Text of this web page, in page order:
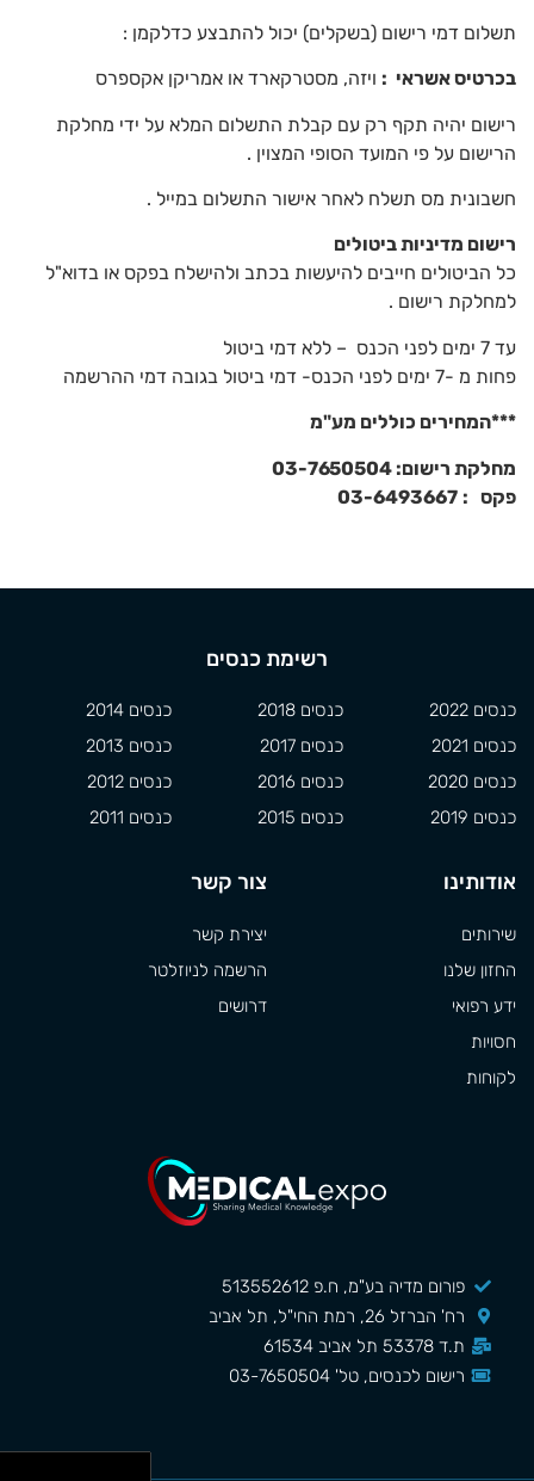
תשלום דמי רישום (בשקלים) יכול להתבצע כדלקמן :
בכרטיס אשראי : ויזה, מסטרקארד או אמריקן אקספרס
רישום יהיה תקף רק עם קבלת התשלום המלא על ידי מחלקת
הרישום על פי המועד הסופי המצוין .
חשבונית מס תשלח לאחר אישור התשלום במייל .
רישום מדיניות ביטולים
כל הביטולים חייבים להיעשות בכתב ולהישלח בפקס או בדוא"ל
למחלקת רישום .
עד 7 ימים לפני הכנס – ללא דמי ביטול
פחות מ -7 ימים לפני הכנס- דמי ביטול בגובה דמי ההרשמה
***המחירים כוללים מע"מ
מחלקת רישום: 03-7650504
פקס :
03-6493667
פורום מדיה בע"מ, ח.פ 513552612
רח' הברזל 26, רמת החי"ל, תל אביב
ת.ד 53378 תל אביב 61534
רישום לכנסים, טל' 03-7650504
רשימת כנסים
כנסים 2022
כנסים 2021
כנסים 2020
כנסים 2019
כנסים 2018
כנסים 2017
כנסים 2016
כנסים 2015
כנסים 2014
כנסים 2013
כנסים 2012
כנסים 2011
אודותינו
שירותים
החזון שלנו
ידע רפואי
חסויות
לקוחות
צור קשר
יצירת קשר
הרשמה לניוזלטר
דרושים